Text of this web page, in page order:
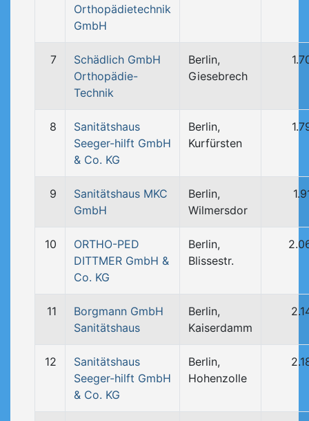
Orthopädietechnik
GmbH
7
Schädlich GmbH
Orthopädie-
Technik
Berlin,
Giesebrech
8
Sanitätshaus
Seeger-hilft GmbH
& Co. KG
Berlin,
Kurfürsten
9
Sanitätshaus MKC
GmbH
Berlin,
Wilmersdor
10
ORTHO-PED
DITTMER GmbH &
Co. KG
Berlin,
Blissestr.
11
Borgmann GmbH
Sanitätshaus
Berlin,
Kaiserdamm
12
Sanitätshaus
Seeger-hilft GmbH
& Co. KG
Berlin,
Hohenzolle